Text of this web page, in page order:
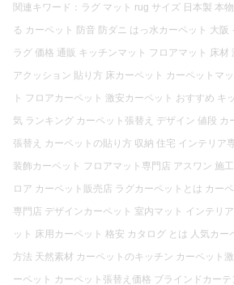
関連キワード：ラグ マット rug サイズ 日本製 本
る カーペット 防音 防ダニ はっ水カーペット 大阪
ラグ 価格 通販 キッチンマット フロアマット 床材
アクッション 貼り方 床カーペット カーペットマ
ト フロアカーペット 激安カーペット おすすめ キ
気 ランキング カーペット張替え デザイン 値段 カ
張替え カーペットの貼り方 収納 住宅 インテリア
装飾カーペット フロアマット専門店 アスワン 施
ロア カーペット販売店 ラグカーペットとは カー
専門店 デザインカーペット 室内マット インテリ
ット 床用カーペット 格安 カタログ とは 人気カー
方法 天然素材 カーペットのキッチン カーペット
ーペット カーペット張替え価格 ブラインドカー